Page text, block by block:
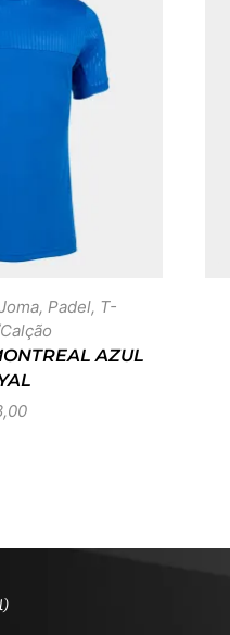
, Padel, T-
AZUL